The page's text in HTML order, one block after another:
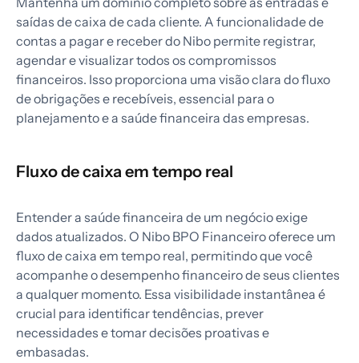
saídas de caixa de cada cliente. A funcionalidade de
contas a pagar e receber do Nibo permite registrar,
agendar e visualizar todos os compromissos
financeiros. Isso proporciona uma visão clara do fluxo
de obrigações e recebíveis, essencial para o
planejamento e a saúde financeira das empresas.
Fluxo de caixa em tempo real
Entender a saúde financeira de um negócio exige
dados atualizados. O Nibo BPO Financeiro oferece um
fluxo de caixa em tempo real, permitindo que você
acompanhe o desempenho financeiro de seus clientes
a qualquer momento. Essa visibilidade instantânea é
crucial para identificar tendências, prever
necessidades e tomar decisões proativas e
embasadas.